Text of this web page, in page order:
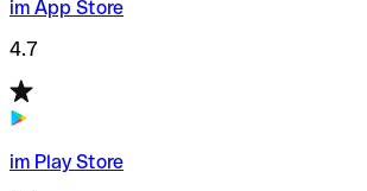
im App Store
4.7
im Play Store